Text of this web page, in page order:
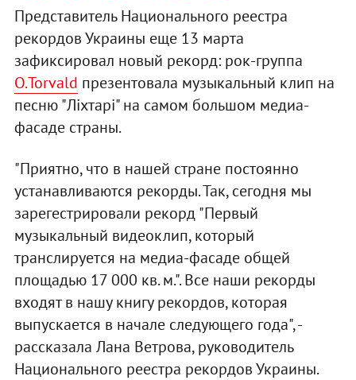
Представитель Национального реестра
рекордов Украины еще 13 марта
зафиксировал новый рекорд: рок-группа
О.Torvald презентовала музыкальный клип на
песню "Ліхтарі" на самом большом медиа-
фасаде страны.
"Приятно, что в нашей стране постоянно
устанавливаются рекорды. Так, сегодня мы
зарегестрировали рекорд "Первый
музыкальный видеоклип, который
транслируется на медиа-фасаде общей
площадью 17 000 кв. м.". Все наши рекорды
входят в нашу книгу рекордов, которая
выпускается в начале следующего года", -
рассказала Лана Ветрова, руководитель
Национального реестра рекордов Украины.